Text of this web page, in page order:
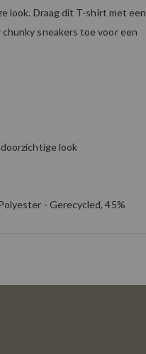
look. Draag dit T-shirt met een
sneakers toe voor een
look
- Gerecycled, 45%